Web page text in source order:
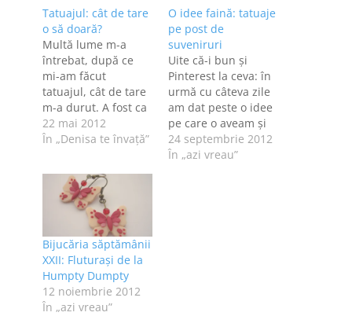
Tatuajul: cât de tare
o să doară?
Multă lume m-a
întrebat, după ce
mi-am făcut
tatuajul, cât de tare
m-a durut. A fost ca
o înţepătură de
ţânţar continuă,
comparaţie nu ştiu
să fac, maşinăria aia
are mai multe ace
care te înţeapă
simultan până când
e gata tatuajul sau
până…
22 mai 2012
În „Denisa te învaţă”
O idee faină: tatuaje
pe post de
suveniruri
Uite că-i bun şi
Pinterest la ceva: în
urmă cu câteva zile
am dat peste o idee
pe care o aveam şi
eu, dar un pic altfel.
Eu mă gândeam să-
24 septembrie 2012
În „azi vreau”
Bijucăria săptămânii
XXII: Fluturaşi de la
Humpty Dumpty
12 noiembrie 2012
În „azi vreau”